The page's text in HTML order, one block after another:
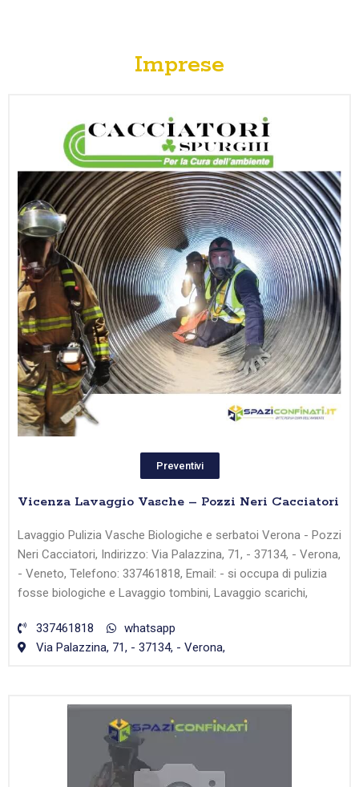
Imprese
Preventivi
Vicenza Lavaggio Vasche – Pozzi Neri Cacciatori
Lavaggio Pulizia Vasche Biologiche e serbatoi Verona - Pozzi
Neri Cacciatori, Indirizzo: Via Palazzina, 71, - 37134, - Verona,
- Veneto, Telefono: 337461818, Email: - si occupa di pulizia
fosse biologiche e Lavaggio tombini, Lavaggio scarichi,
337461818
whatsapp
Via Palazzina, 71, - 37134, - Verona,